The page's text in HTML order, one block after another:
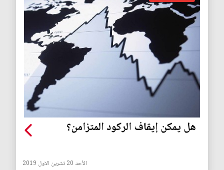
هل يمكن إيقاف الركود المتزامن؟
الأحد 20 تشرين الاول 2019